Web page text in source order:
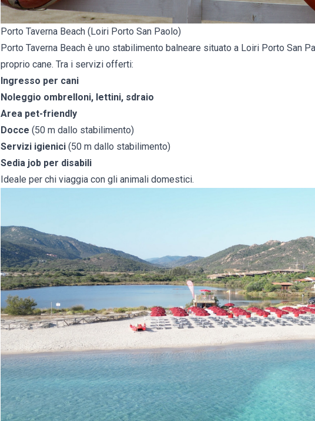
Porto Taverna Beach (Loiri Porto San Paolo)
Porto Taverna Beach è uno stabilimento balneare situato a Loiri Porto San
proprio cane. Tra i servizi offerti:
Ingresso per cani
Noleggio ombrelloni, lettini, sdraio
Area pet-friendly
Docce (50 m dallo stabilimento)
Servizi igienici (50 m dallo stabilimento)
Sedia job per disabili
Ideale per chi viaggia con gli animali domestici.